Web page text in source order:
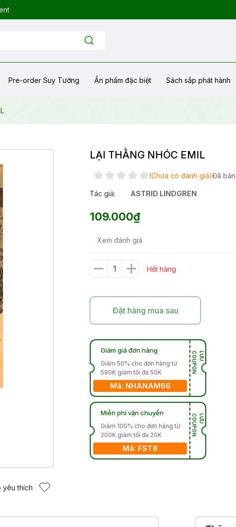
Pre-order Suy Tưởng Ẩn phẩm đặc biệt Sách sắp phát hành
yêu thích
LẠI THẰNG NHÓC EMIL
(Chưa có đánh giá)Đã bán
Tác giả: ASTRID LINDGREN
109.000₫
Xem đánh giá
Hết hàng
Đặt hàng mua sau
Giảm giá đơn hàng
Giảm 50% cho đơn hàng từ
590K giảm tối đa 50K
Mã: NHANAM66
L
Ư
U
C
O
U
P
O
N
Miễn phí vận chuyển
Giảm 100% cho đơn hàng từ
200K giảm tối đa 20K
Mã: FST8
L
Ư
U
C
O
U
P
O
N